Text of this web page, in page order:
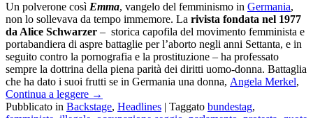
Un polverone così Emma, vangelo del femminismo in Germania,
non lo sollevava da tempo immemore. La rivista fondata nel 1977
da Alice Schwarzer – storica capofila del movimento femminista e
portabandiera di aspre battaglie per l’aborto negli anni Settanta, e in
seguito contro la pornografia e la prostituzione – ha professato
sempre la dottrina della piena parità dei diritti uomo-donna. Battaglia
che ha dato i suoi frutti se in Germania una donna, Angela Merkel,
Continua a leggere →
Pubblicato in Backstage, Headlines | Taggato bundestag,